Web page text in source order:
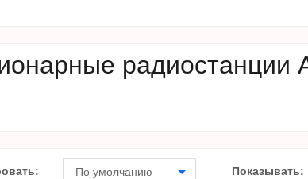
радиостанции
По умолчанию Показывать: